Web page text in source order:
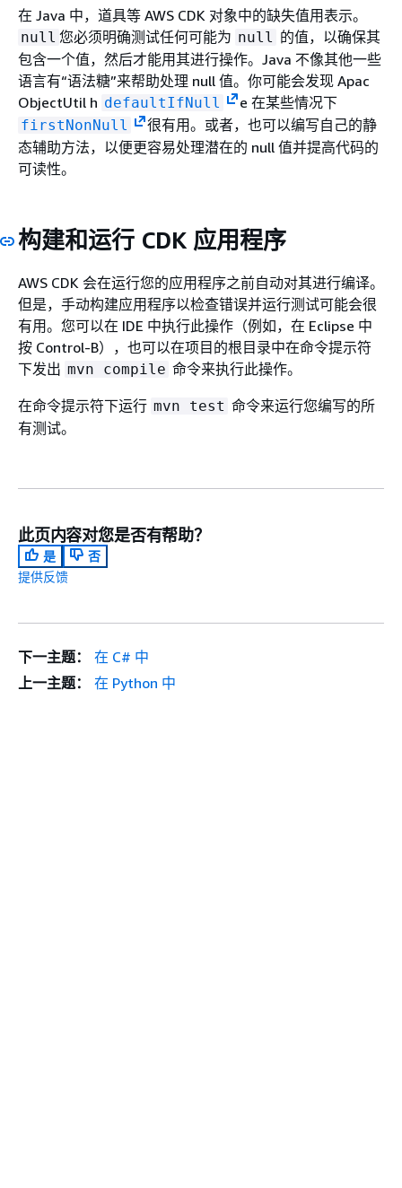
在 Java 中，道具等 AWS CDK 对象中的缺失值用表示。
null 您必须明确测试任何可能为 null 的值，以确保其
包含一个值，然后才能用其进行操作。Java 不像其他一些
语言有“语法糖”来帮助处理 null 值。你可能会发现 Apac
ObjectUtil h defaultIfNull e 在某些情况下
firstNonNull
很有用。或者，也可以编写自己的静
态辅助方法，以便更容易处理潜在的 null 值并提高代码的
可读性。
构建和运行 CDK 应用程序
AWS CDK 会在运行您的应用程序之前自动对其进行编译。
但是，手动构建应用程序以检查错误并运行测试可能会很
有用。您可以在 IDE 中执行此操作（例如，在 Eclipse 中
按 Control-B），也可以在项目的根目录中在命令提示符
下发出 mvn compile 命令来执行此操作。
在命令提示符下运行 mvn test 命令来运行您编写的所
有测试。
此页内容对您是否有帮助？
是
否
提供反馈
下一主题：
在 C# 中
上一主题：
在 Python 中